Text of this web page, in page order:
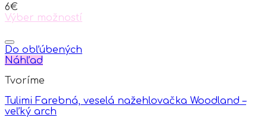
6€
Výber možností
product
has
multiple
The
may
be
Do obľúbených
Náhľad
Tvoríme
Tulimi Farebná, veselá nažehlovačka Woodland –
veľký arch